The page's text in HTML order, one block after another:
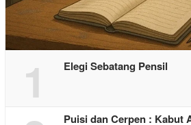
1 Elegi Sebatang Pensil
Puisi dan Cerpen : Kabut